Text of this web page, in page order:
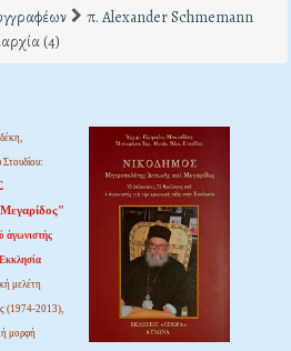
π. Alexander Schmemann
(4)
ἀγωνιστής
μελέτη
(1974-2013),
μορφή